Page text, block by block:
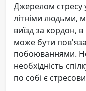
Джерелом стресу
літніми людьми,
виїзд за кордон,
може бути
побоюваннями.
необхідність
по собі є